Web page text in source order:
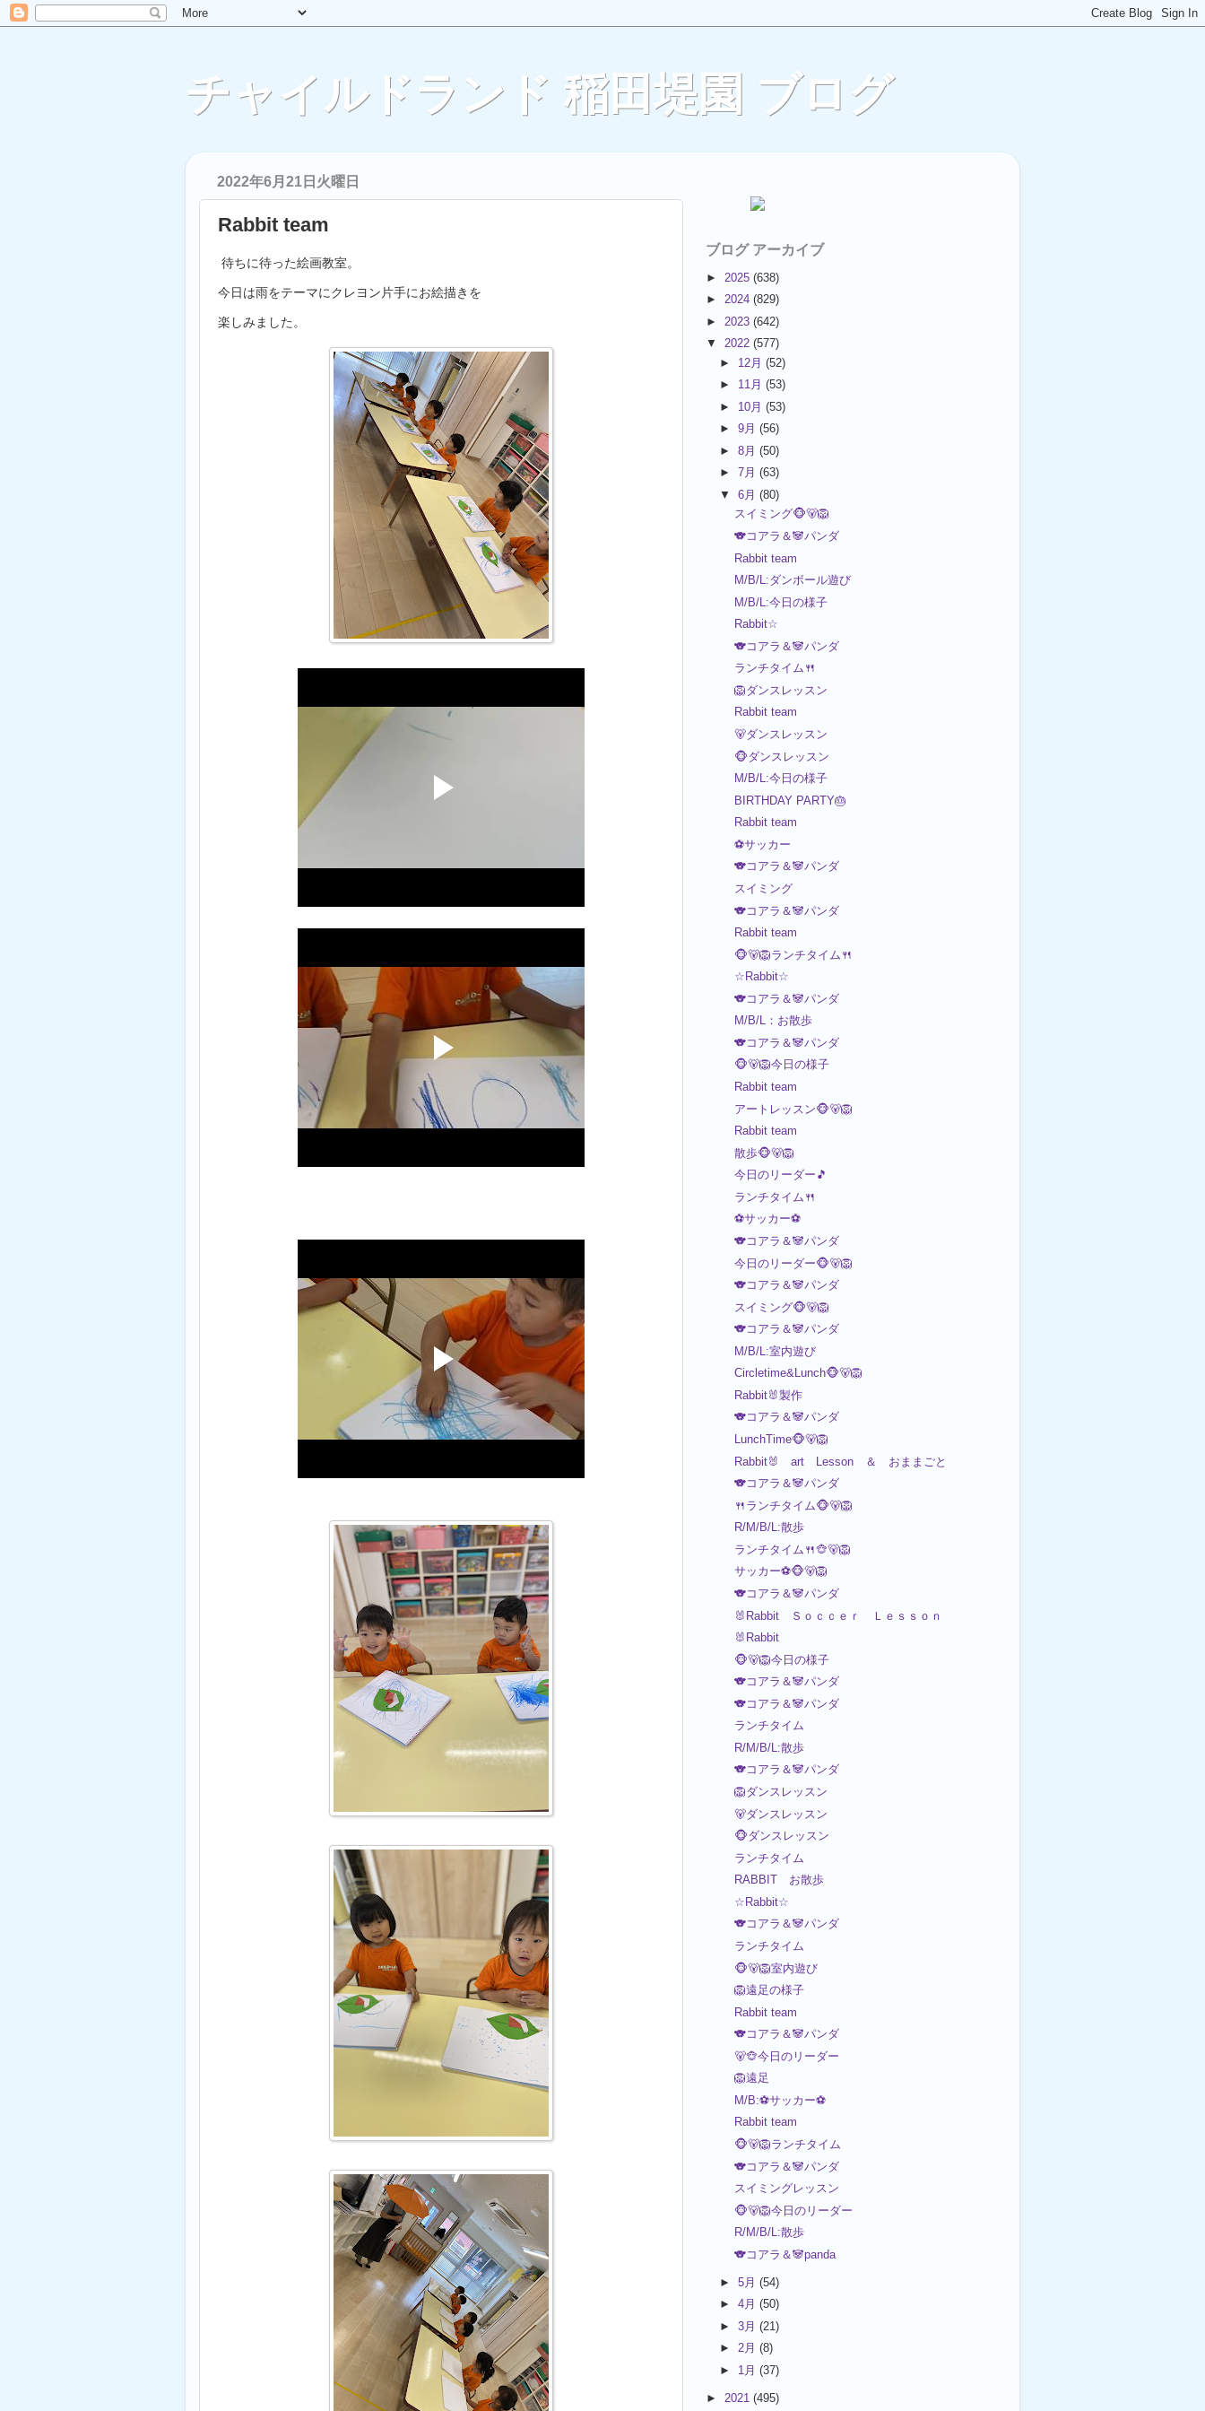
チャイルドランド 稲田堤園 ブログ
2022年6月21日火曜日
Rabbit team
待ちに待った絵画教室。
今日は雨をテーマにクレヨン片手にお絵描きを
楽しみました。
ブログ アーカイブ
► 2025 (638)
► 2024 (829)
► 2023 (642)
▼ 2022 (577)
► 12月(52)
► 11月(53)
► 10月(53)
►9月(56)
►8月(50)
►7月(63)
▼6月(80)
スイミング🐵🐻🦁
🐨コアラ＆🐼パンダ
Rabbit team
M/B/L:ダンボール遊び
M/B/L:今日の様子
Rabbit☆
🐨コアラ＆🐼パンダ
ランチタイム🍴
🦁ダンスレッスン
Rabbit team
🐻ダンスレッスン
🐵ダンスレッスン
M/B/L:今日の様子
BIRTHDAY PARTY🎂
Rabbit team
⚽️サッカー
🐨コアラ＆🐼パンダ
スイミング
🐨コアラ＆🐼パンダ
Rabbit team
🐵🐻🦁ランチタイム🍴
☆Rabbit☆
🐨コアラ＆🐼パンダ
M/B/L：お散歩
🐨コアラ＆🐼パンダ
🐵🐻🦁今日の様子
Rabbit team
アートレッスン🐵🐻🦁
Rabbit team
散歩🐵🐻🦁
今日のリーダー🎵
ランチタイム🍴
⚽サッカー⚽
🐨コアラ＆🐼パンダ
今日のリーダー🐵🐻🦁
🐨コアラ＆🐼パンダ
スイミング🐵🐻🦁
🐨コアラ＆🐼パンダ
M/B/L:室内遊び
Circletime&Lunch🐵🐻🦁
Rabbit🐰製作
🐨コアラ＆🐼パンダ
LunchTime🐵🐻🦁
Rabbit🐰 art Lesson ＆ おままごと
🐨コアラ＆🐼パンダ
🍴ランチタイム🐵🐻🦁
R/M/B/L:散歩
ランチタイム🍴🐵🐻🦁
サッカー⚽️🐵🐻🦁
🐨コアラ＆🐼パンダ
🐰Rabbit Ｓｏｃｃｅｒ Ｌｅｓｓｏｎ
🐰Rabbit
🐵🐻🦁今日の様子
🐨コアラ＆🐼パンダ
🐨コアラ＆🐼パンダ
ランチタイム
R/M/B/L:散歩
🐨コアラ＆🐼パンダ
🦁ダンスレッスン
🐻ダンスレッスン
🐵ダンスレッスン
ランチタイム
RABBIT お散歩
☆Rabbit☆
🐨コアラ＆🐼パンダ
ランチタイム
🐵🐻🦁室内遊び
🦁遠足の様子
Rabbit team
🐨コアラ＆🐼パンダ
🐻🐵今日のリーダー
🦁遠足
M/B:⚽サッカー⚽
Rabbit team
🐵🐻🦁ランチタイム
🐨コアラ＆🐼パンダ
スイミングレッスン
🐵🐻🦁今日のリーダー
R/M/B/L:散歩
🐨コアラ＆🐼panda
►5月(54)
►4月(50)
►3月(21)
►2月(8)
► 1月(37)
► 2021 (495)